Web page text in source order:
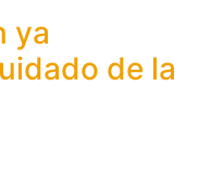
ya
de la